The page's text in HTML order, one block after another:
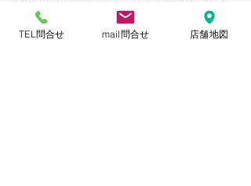
心ください。
TEL問合せ mail問合せ 店舗地図